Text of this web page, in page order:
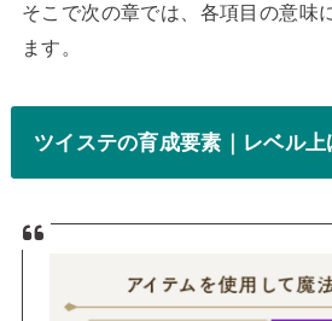
そこで次の章では、各項目の意味
ます。
ツイステの育成要素｜レベル